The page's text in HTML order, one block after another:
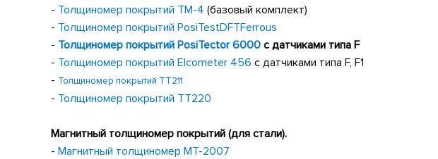
- Толщиномер покрытий ТМ-4 (базовый комплект)
- Толщиномер покрытий PosiTestDFTFerrous
- Толщиномер покрытий PosiTector6000 с датчиками типа F
- Толщиномер покрытий Elcometer 456 с датчиками типа F, F1
- Толщиномер покрытий TT211
- Толщиномер покрытий TT220
Магнитный толщиномер покрытий (для стали).
- Магнитный толщиномер МТ-2007